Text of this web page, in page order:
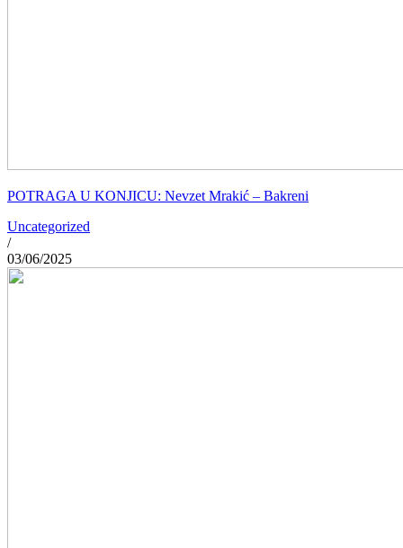
POTRAGA U KONJICU: Nevzet Mrakić – Bakreni
Uncategorized
/
03/06/2025